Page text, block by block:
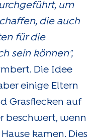
um
die auch
für die
sein können",
Die Idee
einige Eltern
Grasflecken auf
beschwert, wenn
kamen. Dies